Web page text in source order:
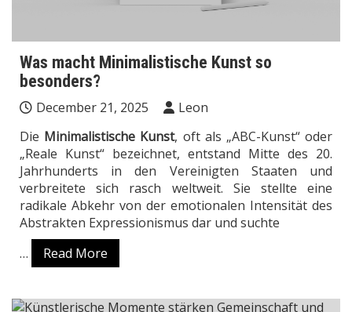
Was macht Minimalistische Kunst so
besonders?
December 21, 2025
Leon
Die Minimalistische Kunst, oft als „ABC-Kunst“ oder
„Reale Kunst“ bezeichnet, entstand Mitte des 20.
Jahrhunderts in den Vereinigten Staaten und
verbreitete sich rasch weltweit. Sie stellte eine
radikale Abkehr von der emotionalen Intensität des
Abstrakten Expressionismus dar und suchte
…
Read More